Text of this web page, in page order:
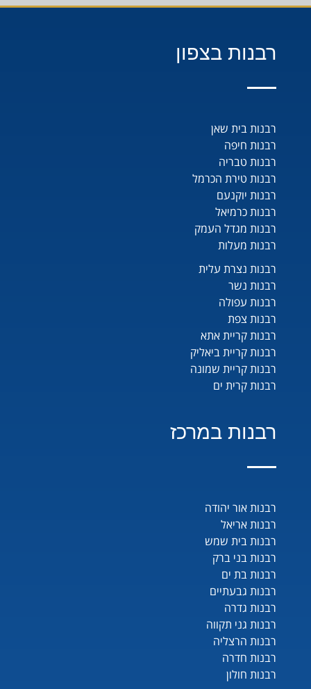
רבנות בצפון
רבנות בית שאן
רבנות חיפה
רבנות טבריה
רבנות טירת הכרמל
רבנות יוקנעם
רבנות כרמיאל
רבנות מגדל העמק
רבנות מעלות
רבנות נצרת עלית
רבנות נשר
רבנות עפולה
רבנות צפת
רבנות קריית אתא
רבנות קריית ביאליק
רבנות קריית שמונה
רבנות קרית ים
רבנות במרכז
רבנות אור יהודה
רבנות אריאל
רבנות בית שמש
רבנות בני ברק
רבנות בת ים
רבנות גבעתיים
רבנות גדרה
רבנות גני תקווה
רבנות הרצליה
רבנות חדרה
רבנות חולון